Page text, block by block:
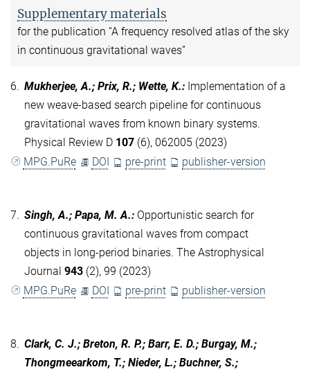
Supplementary materials
for the publication “A frequency resolved atlas of the sky
in continuous gravitational waves”
6. Mukherjee, A.; Prix, R.; Wette, K.: Implementation of a
new weave-based search pipeline for continuous
gravitational waves from known binary systems.
Physical Review D 107 (6), 062005 (2023)
MPG.PuRe
DOI pre-print publisher-version
7. Singh, A.; Papa, M. A.: Opportunistic search for
continuous gravitational waves from compact
objects in long-period binaries. The Astrophysical
Journal 943 (2), 99 (2023)
MPG.PuRe
DOI pre-print publisher-version
8. Clark, C. J.; Breton, R. P.; Barr, E. D.; Burgay, M.;
Thongmeearkom, T.; Nieder, L.; Buchner, S.;